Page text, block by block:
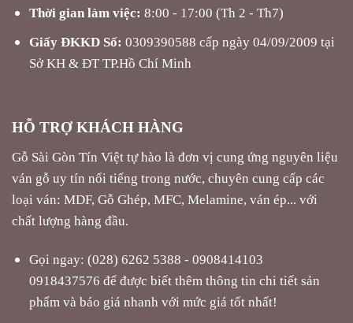
Thời gian làm việc: 8:00 - 17:00 (Th 2 - Th7)
Giấy ĐKKD Số: 0309390588 cấp ngày 04/09/2009 tại
Sở KH & ĐT TP.Hồ Chí Minh
HỖ TRỢ KHÁCH HÀNG
Gỗ Sài Gòn Tín Việt tự hào là đơn vị cung ứng nguyên liệu
ván gỗ uy tín nổi tiếng trong nước, chuyên cung cấp các
loại ván: MDF, Gỗ Ghép, MFC, Melamine, ván ép... với
chất lượng hàng đầu.
Gọi ngay: (028) 6262 5388 - 0908414103
0918437576 để được biết thêm thông tin chi tiết sản
phẩm và báo giá nhanh với mức giá tốt nhất!